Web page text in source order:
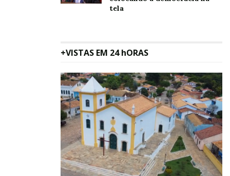
tela
+VISTAS EM 24 hORAS